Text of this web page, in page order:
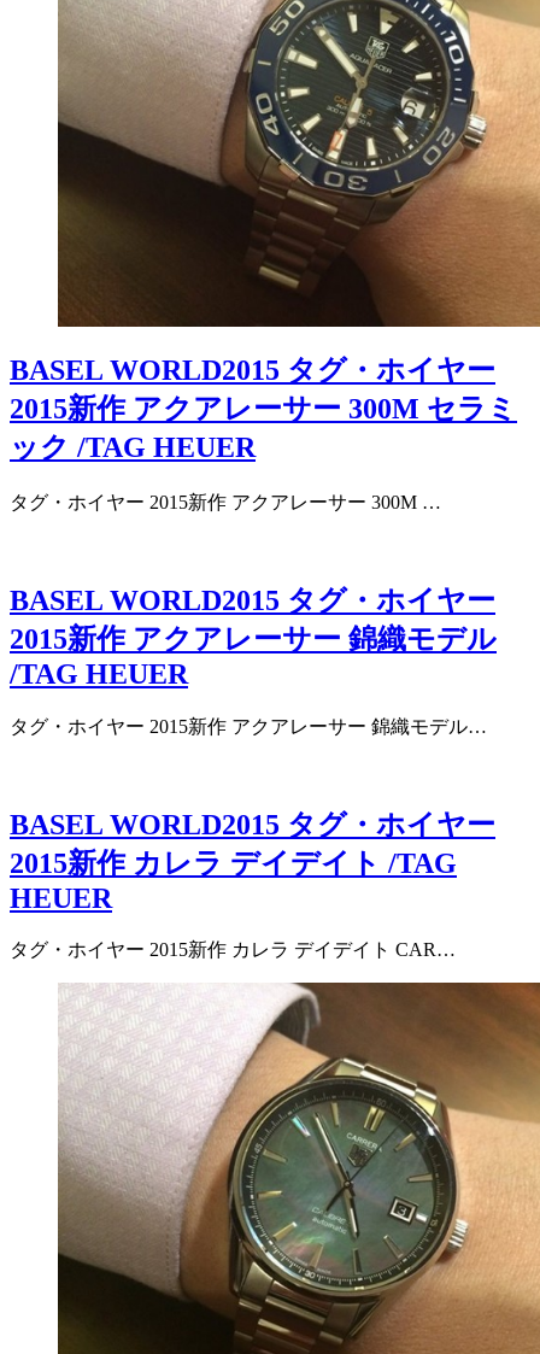
BASEL WORLD2015 タグ・ホイヤー
2015新作 アクアレーサー 300M セラミ
ック /TAG HEUER
タグ・ホイヤー 2015新作 アクアレーサー 300M …
BASEL WORLD2015 タグ・ホイヤー
2015新作 アクアレーサー 錦織モデル
/TAG HEUER
タグ・ホイヤー 2015新作 アクアレーサー 錦織モデル…
BASEL WORLD2015 タグ・ホイヤー
2015新作 カレラ デイデイト /TAG
HEUER
タグ・ホイヤー 2015新作 カレラ デイデイト CAR…